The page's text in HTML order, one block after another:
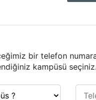
bir telefon
kampüsü